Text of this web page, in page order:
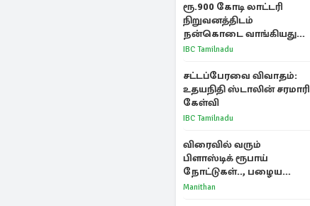
ரூ.900 கோடி லாட்டரி
நிறுவனத்திடம்
நன்கொடை வாங்கியது
ஏன்? உதயநிதி - ஆதவ்
IBC Tamilnadu
சட்டப்பேரவை விவாதம்:
உதயநிதி ஸ்டாலின் சரமாரி
கேள்வி
IBC Tamilnadu
விரைவில் வரும்
பிளாஸ்டிக் ரூபாய்
நோட்டுகள்.., பழைய
காகித நோட்டுகள்
Manithan